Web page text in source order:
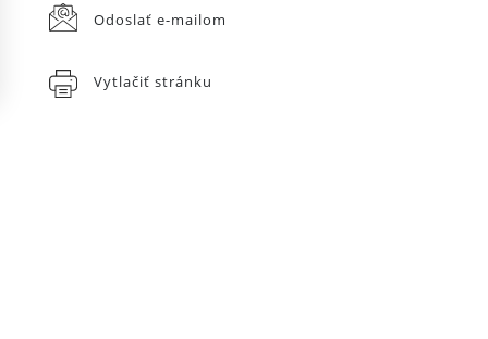
Odoslať e-mailom
Vytlačiť stránku